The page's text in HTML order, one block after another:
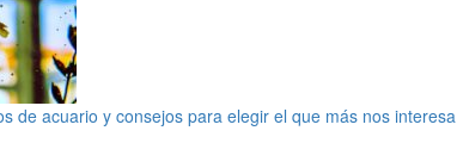
de acuario y consejos para elegir el que más nos interesa